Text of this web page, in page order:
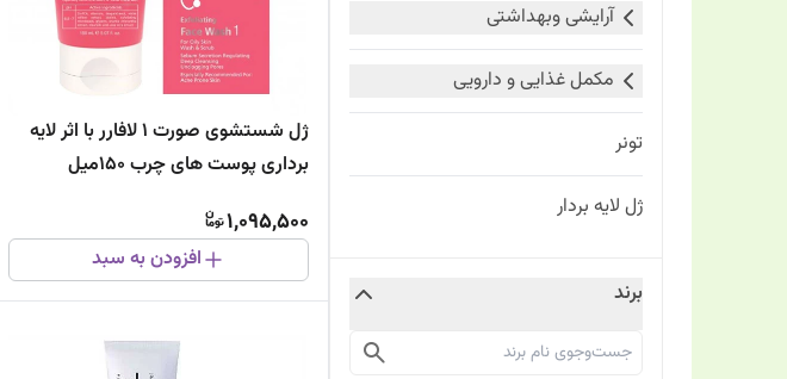
آرایشی وبهداشتی
مکمل غذایی و دارویی
تونر
ژل لایه بردار
برند
ژل شستشوی صورت 1 لافارر با اثر لایه
برداری پوست های چرب 150میل
1,095,500
افزودن به سبد